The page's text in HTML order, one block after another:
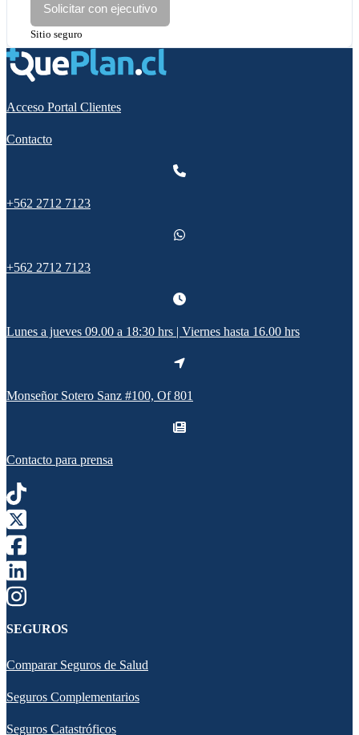
Solicitar con ejecutivo
Sitio seguro
Acceso Portal Clientes
Contacto
+562 2712 7123
+562 2712 7123
Lunes a jueves 09.00 a 18:30 hrs | Viernes hasta 16.00 hrs
Monseñor Sotero Sanz #100, Of 801
Contacto para prensa
SEGUROS
Comparar Seguros de Salud
Seguros Complementarios
Seguros Catastróficos